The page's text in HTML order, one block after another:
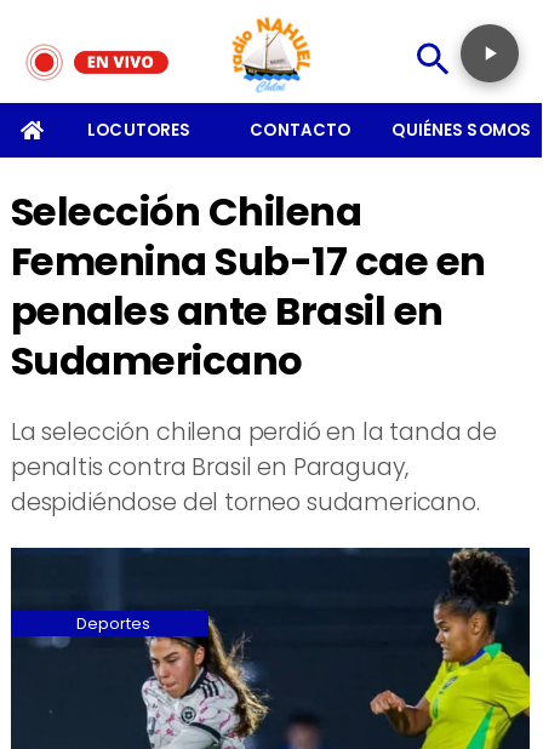
LOCUTORES CONTACTO QUIÉNES SOMOS
Selección Chilena
Femenina Sub-17 cae en
penales ante Brasil en
Sudamericano
La selección chilena perdió en la tanda de
penaltis contra Brasil en Paraguay,
despidiéndose del torneo sudamericano.
Deportes